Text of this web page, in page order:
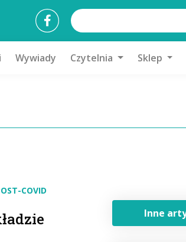
Wywiady Czytelnia Sklep
COVID
Inne